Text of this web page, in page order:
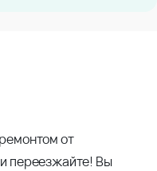
от
переезжайте! Вы